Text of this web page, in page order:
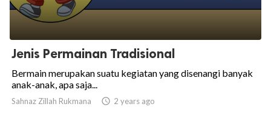
Jenis Permainan Tradisional
Bermain merupakan suatu kegiatan yang disenangi banyak
anak-anak, apa saja...
Sahnaz Zillah Rukmana  2 years ago